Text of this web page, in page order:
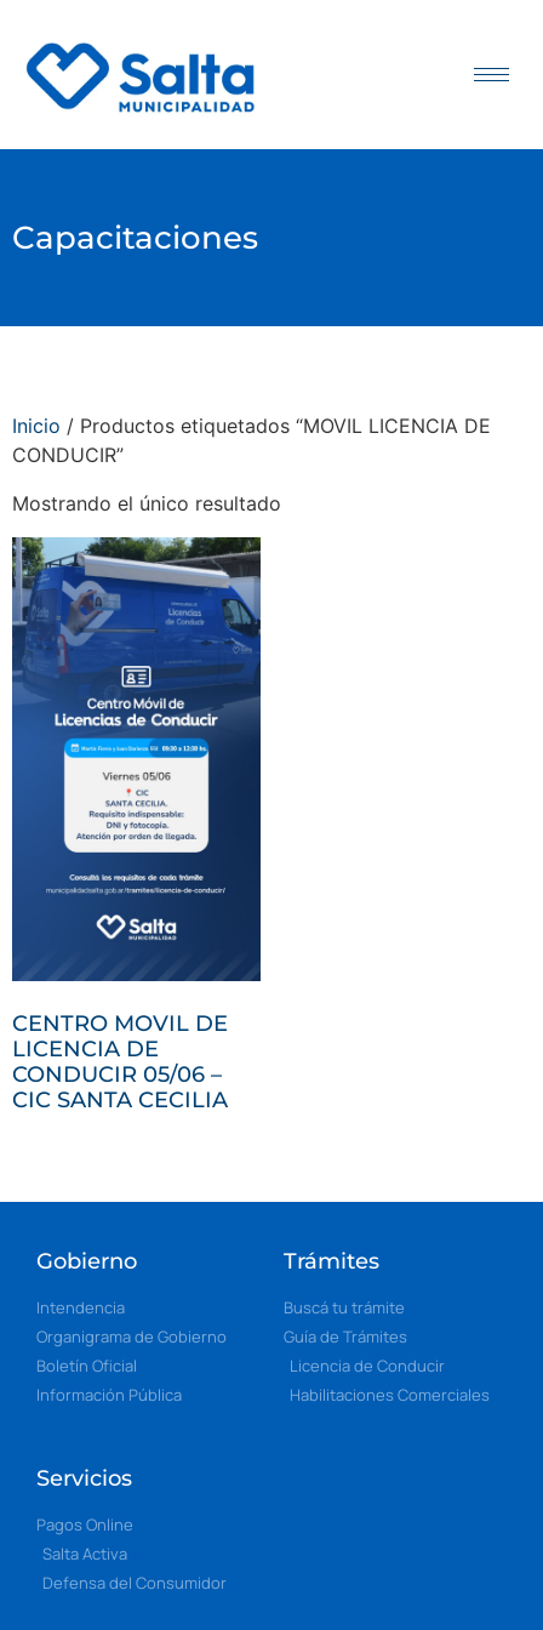
Capacitaciones
Inicio / Productos etiquetados “MOVIL LICENCIA DE
CONDUCIR”
Mostrando el único resultado
CENTRO MOVIL DE
LICENCIA DE
CONDUCIR 05/06 –
CIC SANTA CECILIA
Gobierno
Intendencia
Organigrama de Gobierno
Boletín Oficial
Información Pública
Trámites
Buscá tu trámite
Guía de Trámites
Licencia de Conducir
Habilitaciones Comerciales
Servicios
Pagos Online
Salta Activa
Defensa del Consumidor